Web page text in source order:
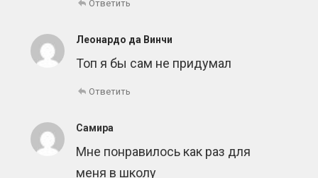
Ответить
Леонардо да Винчи
Топ я бы сам не придумал
Ответить
Самира
Мне понравилось как раз для
меня в школу